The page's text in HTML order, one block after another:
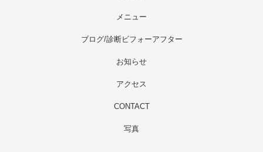
メニュー
ブログ/診断ビフォーアフター
お知らせ
アクセス
CONTACT
写真